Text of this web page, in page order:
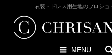
衣装・ドレス用生地のプロシ
MENU